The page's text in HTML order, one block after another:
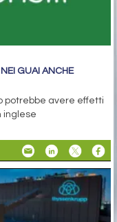
GUAI ANCHE
potrebbe avere effetti
inglese